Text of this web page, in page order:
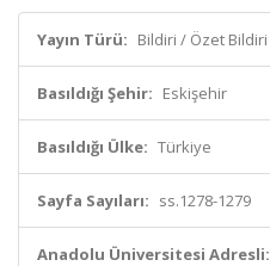
Yayın Türü: Bildiri / Özet Bildiri
Basıldığı Şehir: Eskişehir
Basıldığı Ülke: Türkiye
Sayfa Sayıları: ss.1278-1279
Anadolu Üniversitesi Adresli: